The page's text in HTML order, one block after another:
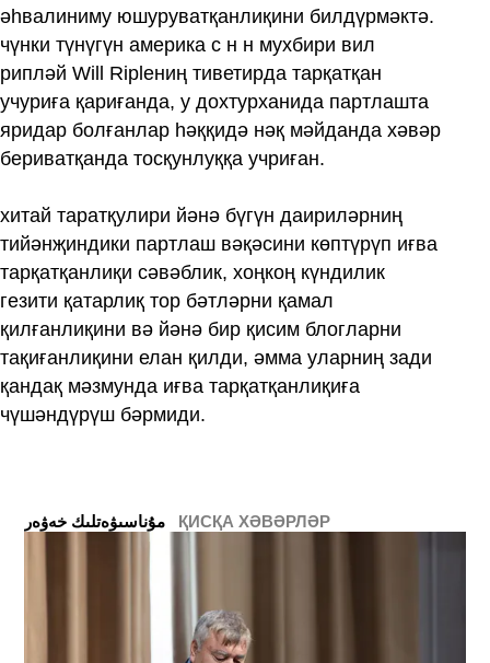
әһвалиниму юшуруватқанлиқини билдүрмәктә.
чүнки түнүгүн америка с н н мухбири вил
рипләй Will Ripleниң тиветирда тарқатқан
учуриға қариғанда, у дохтурханида партлашта
яридар болғанлар һәққидә нәқ мәйданда хәвәр
бериватқанда тосқунлуққа учриған.
хитай таратқулири йәнә бүгүн даириләрниң
тийәнҗиндики партлаш вәқәсини көптүрүп иғва
тарқатқанлиқи сәвәблик, хоңкоң күндилик
гезити қатарлиқ тор бәтләрни қамал
қилғанлиқини вә йәнә бир қисим блогларни
тақиғанлиқини елан қилди, әмма уларниң зади
қандақ мәзмунда иғва тарқатқанлиқиға
чүшәндүрүш бәрмиди.
ҚИСҚА ХӘВӘРЛӘР